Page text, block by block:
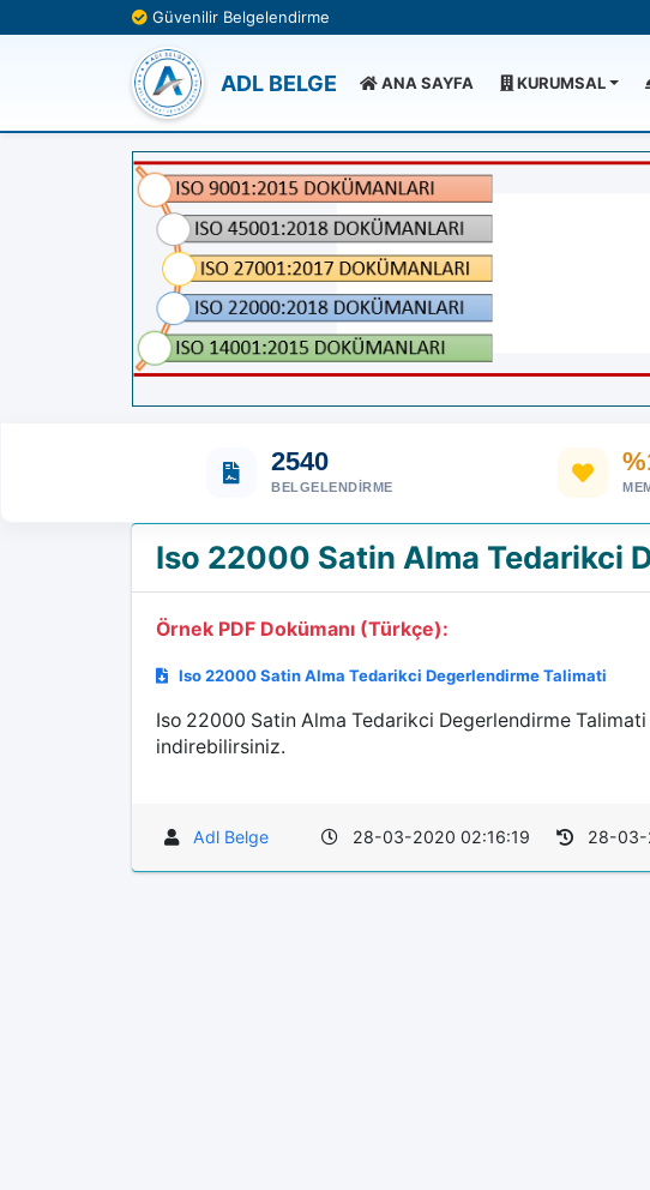
Güvenilir Belgelendirme
ADL BELGE ANA SAYFA KURUMSAL
2540
BELGELENDIRME
Iso 22000 Satin Alma Tedarikci
Örnek PDF Dokümanı (Türkçe):
Iso 22000 Satin Alma Tedarikci Degerlendirme Talimati
Iso 22000 Satin Alma Tedarikci Degerlendirme
indirebilirsiniz.
Adl Belge 28-03-2020 02:16:19 28-03-